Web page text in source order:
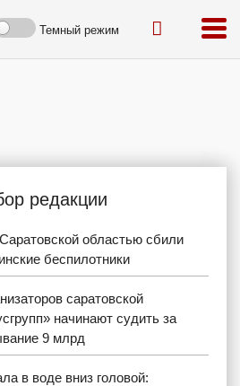
Темный режим
редакции
областью сбили
беспилотники
саратовской
начинают судить за
9 млрд
в воде вниз головой: